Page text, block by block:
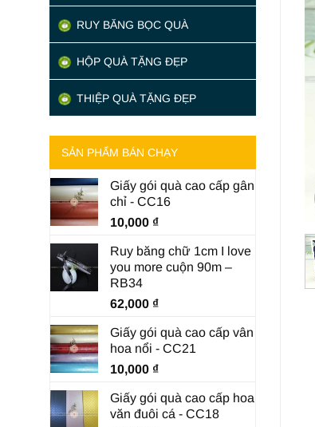
RUY BĂNG BỌC QUÀ
HỘP QUÀ TẶNG ĐẸP
THIỆP QUÀ TẶNG ĐẸP
SẢN PHẨM BÁN CHẠY
Giấy gói quà cao cấp gân
chỉ - CC16
10,000 ₫
Ruy băng chữ 1cm I love
you more cuộn 90m –
RB34
62,000 ₫
Giấy gói quà cao cấp vân
hoa nổi - CC21
10,000 ₫
Giấy gói quà cao cấp hoa
văn đuôi cá - CC18